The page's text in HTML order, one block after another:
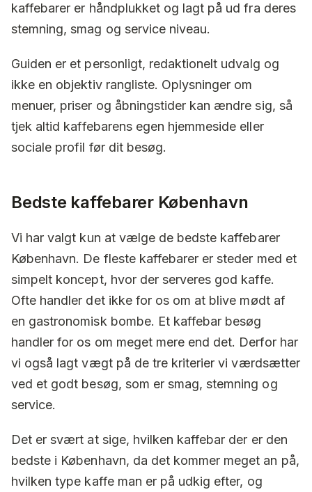
kaffebarer er håndplukket og lagt på ud fra deres
stemning, smag og service niveau.
Guiden er et personligt, redaktionelt udvalg og
ikke en objektiv rangliste. Oplysninger om
menuer, priser og åbningstider kan ændre sig, så
tjek altid kaffebarens egen hjemmeside eller
sociale profil før dit besøg.
Bedste kaffebarer København
Vi har valgt kun at vælge de bedste kaffebarer
København. De fleste kaffebarer er steder med et
simpelt koncept, hvor der serveres god kaffe.
Ofte handler det ikke for os om at blive mødt af
en gastronomisk bombe. Et kaffebar besøg
handler for os om meget mere end det. Derfor har
vi også lagt vægt på de tre kriterier vi værdsætter
ved et godt besøg, som er smag, stemning og
service.
Det er svært at sige, hvilken kaffebar der er den
bedste i København, da det kommer meget an på,
hvilken type kaffe man er på udkig efter, og